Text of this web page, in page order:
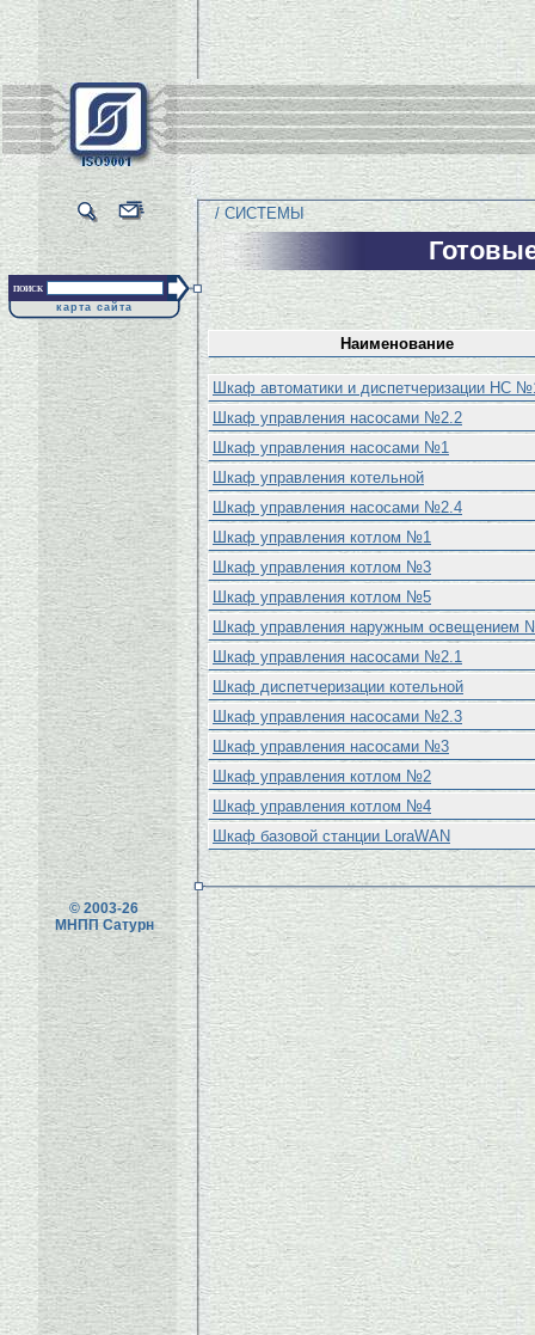
/ СИСТЕМЫ
поиск
карта сайта
Наименование
Шкаф автоматики и диспетчеризации НС
Шкаф управления насосами №2.2
Шкаф управления насосами №1
Шкаф управления котельной
Шкаф управления насосами №2.4
Шкаф управления котлом №1
Шкаф управления котлом №3
Шкаф управления котлом №5
Шкаф управления наружным освещением
Шкаф управления насосами №2.1
Шкаф диспетчеризации котельной
Шкаф управления насосами №2.3
Шкаф управления насосами №3
Шкаф управления котлом №2
Шкаф управления котлом №4
Шкаф базовой станции LoraWAN
© 2003-26
МНПП Сатурн